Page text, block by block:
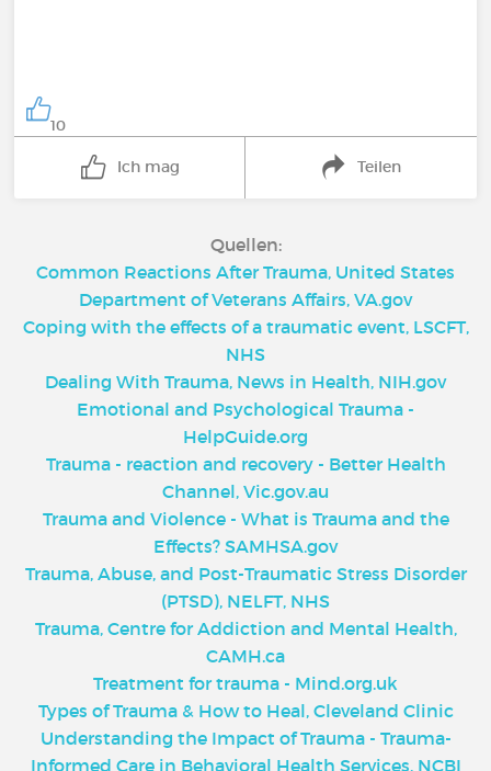
10
Ich mag Teilen
Quellen:
Common Reactions After Trauma, United States
Department of Veterans Affairs, VA.gov
Coping with the effects of a traumatic event, LSCFT,
NHS
Dealing With Trauma, News in Health, NIH.gov
Emotional and Psychological Trauma -
HelpGuide.org
Trauma - reaction and recovery - Better Health
Channel, Vic.gov.au
Trauma and Violence - What is Trauma and the
Effects? SAMHSA.gov
Trauma, Abuse, and Post-Traumatic Stress Disorder
(PTSD), NELFT, NHS
Trauma, Centre for Addiction and Mental Health,
CAMH.ca
Treatment for trauma - Mind.org.uk
Types of Trauma & How to Heal, Cleveland Clinic
Understanding the Impact of Trauma - Trauma-
Informed Care in Behavioral Health Services, NCBI